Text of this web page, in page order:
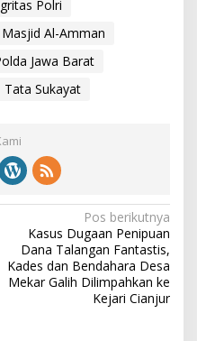
Polri
Masjid Al-Amman
Jawa Barat
Tata Sukayat
Pos berikutnya
Kasus Dugaan Penipuan
Dana Talangan Fantastis,
Kades dan Bendahara Desa
Mekar Galih Dilimpahkan ke
Kejari Cianjur